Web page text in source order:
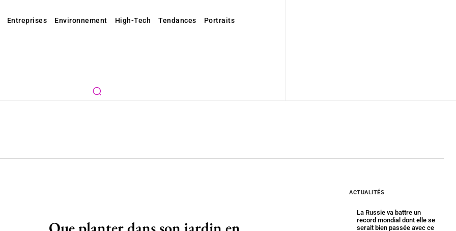
Entreprises Environnement High-Tech Tendances Portraits
ACTUALITÉS
La Russie va battre un
record mondial dont elle se
serait bien passée avec ce